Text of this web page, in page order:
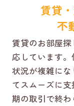
賃貸
不
賃貸のお部屋
応しています。
状況が複雑に
てスムーズに
期の取引で終